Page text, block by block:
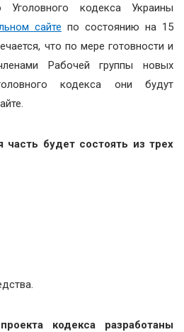
Уголовного кодекса Украины
сайте по состоянию на 15
что по мере готовности и
Рабочей группы новых
кодекса они будут
часть будет состоять из трех
кодекса разработаны